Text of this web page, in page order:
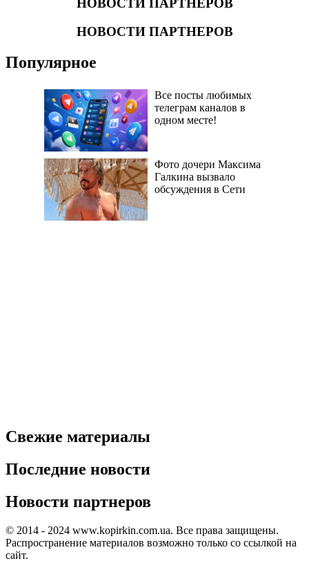
НОВОСТИ ПАРТНЕРОВ
НОВОСТИ ПАРТНЕРОВ
Популярное
Все посты любимых
телеграм каналов в
одном месте!
Фото дочери Максима
Галкина вызвало
обсуждения в Сети
Свежие материалы
Последние новости
Новости партнеров
© 2014 - 2024 www.kopirkin.com.ua. Все права защищены.
Распространение материалов возможно только со ссылкой на
сайт.